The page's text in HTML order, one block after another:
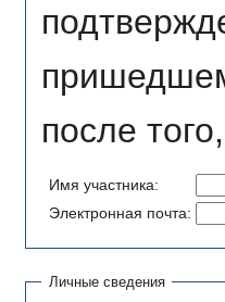
после
Имя участника:
Электронная почта:
Личные сведения